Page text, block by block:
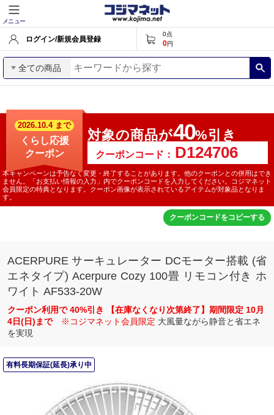
メニュー
ログイン/新規会員登録
0点
0円
全ての商品
2026.10.4 まで
くらし応援
クーポン
対象の商品が40%引き
クーポンコード：
本キャンペーンは予告なく変更・終了することがあります。他のクーポンとの併用はでき
ません。「お支払い情報の入力」内でクーポンコードを入力してください。コジマネット
会員限定の特典となります。クーポン画像が表示されているアイテムが対象品となりま
す。
クーポンコードをコピーする
ACERPURE サーキュレーター DCモーター搭載 (省
エネタイプ) Acerpure Cozy 100畳 リモコン付き ホ
ワイト AF533-20W
クーポン利用で 40%引き 【在庫なくなり次第終了】期間限定 10月
4日(日)まで※コジマネット会員限定 大風量ながら静音と省エネ
を実現
有料長期保証(延長)承り中